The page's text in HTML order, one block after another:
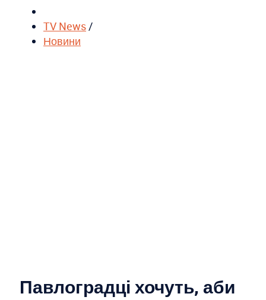
TV News/
Новини
Павлоградці хочуть, аби